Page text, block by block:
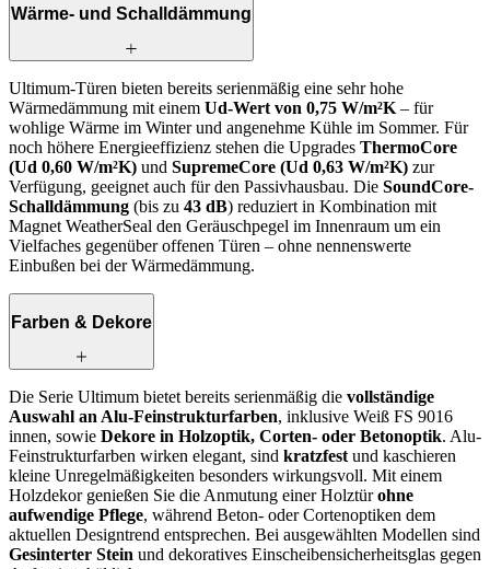
Wärme- und Schalldämmung
Ultimum-Türen bieten bereits serienmäßig eine sehr hohe
Wärmedämmung mit einem Ud-Wert von 0,75 W/m²K – für
wohlige Wärme im Winter und angenehme Kühle im Sommer. Für
noch höhere Energieeffizienz stehen die Upgrades ThermoCore
(Ud 0,60 W/m²K) und SupremeCore (Ud 0,63 W/m²K) zur
Verfügung, geeignet auch für den Passivhausbau. Die SoundCore-
Schalldämmung (bis zu 43 dB) reduziert in Kombination mit
Magnet WeatherSeal den Geräuschpegel im Innenraum um ein
Vielfaches gegenüber offenen Türen – ohne nennenswerte
Einbußen bei der Wärmedämmung.
Farben & Dekore
Die Serie Ultimum bietet bereits serienmäßig die vollständige
Auswahl an Alu-Feinstrukturfarben, inklusive Weiß FS 9016
innen, sowie Dekore in Holzoptik, Corten‑ oder Betonoptik. Alu-
Feinstrukturfarben wirken elegant, sind kratzfest und kaschieren
kleine Unregelmäßigkeiten besonders wirkungsvoll. Mit einem
Holzdekor genießen Sie die Anmutung einer Holztürohne
aufwendige Pflege, während Beton‑ oder Cortenoptiken dem
aktuellen Designtrend entsprechen. Bei ausgewählten Modellen sind
Gesinterter Stein und dekoratives Einscheibensicherheitsglas gegen